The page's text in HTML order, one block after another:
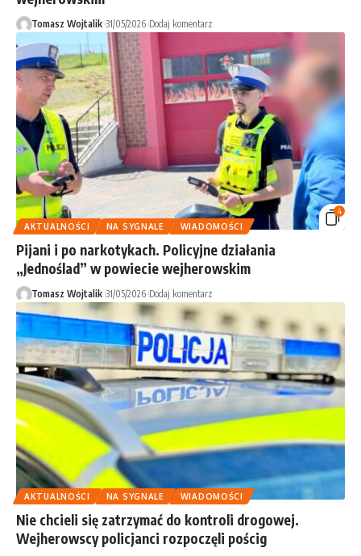
Tomasz Wojtalik 31/05/2026 Dodaj komentarz
4
AKTUALNOŚCI
NA SYGNALE WIADOMOŚCI
Pijani i po narkotykach. Policyjne działania
„Jednoślad” w powiecie wejherowskim
Tomasz Wojtalik 31/05/2026 Dodaj komentarz
AKTUALNOŚCI NA SYGNALE WIADOMOŚCI
Nie chcieli się zatrzymać do kontroli drogowej.
Wejherowscy policjanci rozpoczęli pościg